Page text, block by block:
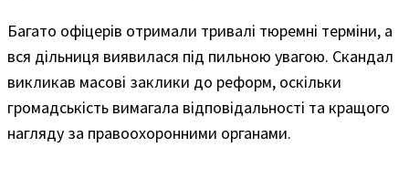
Багато офіцерів отримали тривалі тюремні терміни, а
вся дільниця виявилася під пильною увагою. Скандал
викликав масові заклики до реформ, оскільки
громадськість вимагала відповідальності та кращого
нагляду за правоохоронними органами.